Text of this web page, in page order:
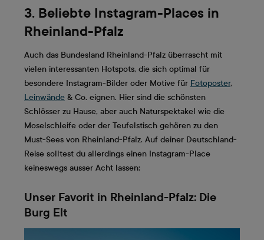
3. Beliebte Instagram-Places in
Rheinland-Pfalz
Auch das Bundesland Rheinland-Pfalz überrascht mit
vielen interessanten Hotspots, die sich optimal für
besondere Instagram-Bilder oder Motive für Fotoposter,
Leinwände & Co. eignen. Hier sind die schönsten
Schlösser zu Hause, aber auch Naturspektakel wie die
Moselschleife oder der Teufelstisch gehören zu den
Must-Sees von Rheinland-Pfalz. Auf deiner Deutschland-
Reise solltest du allerdings einen Instagram-Place
keineswegs ausser Acht lassen:
Unser Favorit in Rheinland-Pfalz: Die
Burg Elt